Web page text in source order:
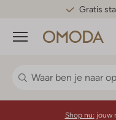
Gratis
Menu
Shop nu: jouw